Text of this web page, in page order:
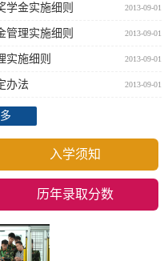
2013-09-01
学金实施细则
2013-09-01
管理实施细则
2013-09-01
实施细则
2013-09-01
办法
入学须知
历年录取分数